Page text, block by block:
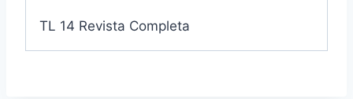
TL 14 Revista Completa